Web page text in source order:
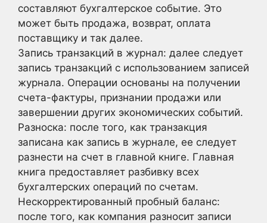
составляют бухгалтерское событие. Это
может быть продажа, возврат, оплата
поставщику и так далее.
Запись транзакций в журнал: далее следует
запись транзакций с использованием записей
журнала. Операции основаны на получении
счета-фактуры, признании продажи или
завершении других экономических событий.
Разноска: после того, как транзакция
записана как запись в журнале, ее следует
разнести на счет в главной книге. Главная
книга предоставляет разбивку всех
бухгалтерских операций по счетам.
Нескорректированный пробный баланс:
после того, как компания разносит записи